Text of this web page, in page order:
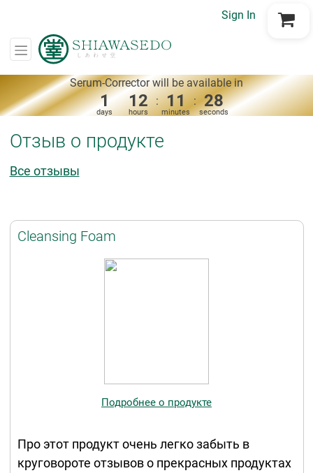
Sign In
Go to Cart
Serum-Corrector will be available in
1
days
12
hours
: 11
minutes
: 28
seconds
Отзыв о продукте
Все отзывы
Cleansing Foam
Подробнее о продукте
Про этот продукт очень легко забыть в
круговороте отзывов о прекрасных продуктах